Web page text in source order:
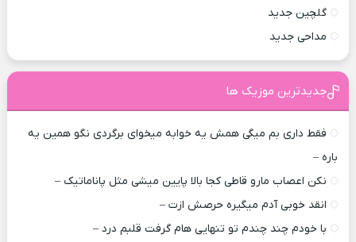
گلچین جدید
مداحی جدید
جدیدترین موزیک ها
فقط داری بم میگی همش یه خوابه میخوای برگردی نگو همین یه
باره –
نکن اعصاب مارو قاطی کجا بالا پایین میشی مثل پاناماتیک –
انقد خوبی آدم میگیره حرصش ازت –
با خودم چند چندم تو تنهایی هام گرفت قلبم درد –